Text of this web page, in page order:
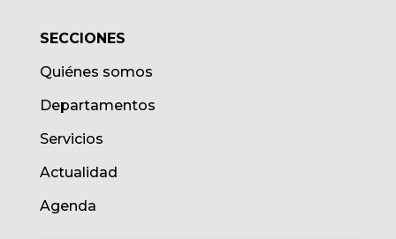
SECCIONES
Quiénes somos
Departamentos
Servicios
Actualidad
Agenda